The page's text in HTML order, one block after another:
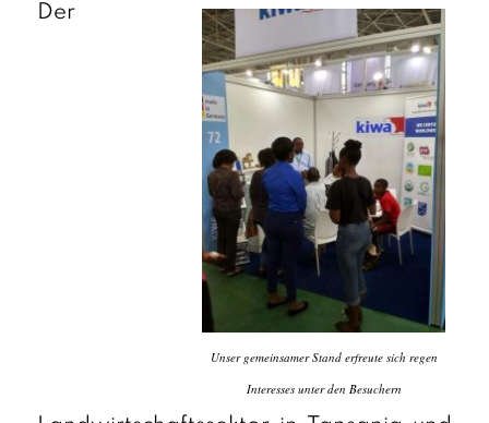
Unser gemeinsamer Stand erfreute sich regen
Interesses unter den Besuchern
Der